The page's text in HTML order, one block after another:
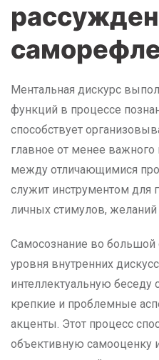
Ментальная дискурс
функций в процессе
способствует
главное от менее важного
между отличающимися
служит инструментом для
личных стимулов, желаний
Самосознание во большой
уровня внутренних
интеллектуальную
крепкие и проблемные
акценты. Этот процесс
объективную самооценку